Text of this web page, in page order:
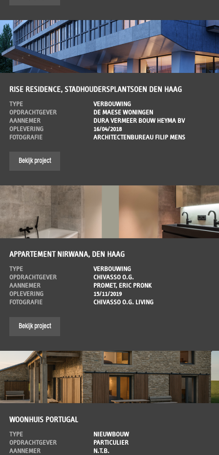
RISE RESIDENCE, STADHOUDERSPLANTSOEN DEN HAAG
TYPE
VERBOUWING
OPDRACHTGEVER
DE MAESE WONINGEN
AANNEMER
DURA VERMEER BOUW HEYMA BV
OPLEVERING
16/04/2018
FOTOGRAFIE
ARCHITECTENBUREAU FILIP MENS
Bekijk project
APPARTEMENT NIRWANA, DEN HAAG
TYPE
VERBOUWING
OPDRACHTGEVER
CHIVASSO O.G.
AANNEMER
PROMET, ERIC PRONK
OPLEVERING
15/11/2019
FOTOGRAFIE
CHIVASSO O.G. LIVING
Bekijk project
WOONHUIS PORTUGAL
TYPE
NIEUWBOUW
OPDRACHTGEVER
PARTICULIER
AANNEMER
N.T.B.